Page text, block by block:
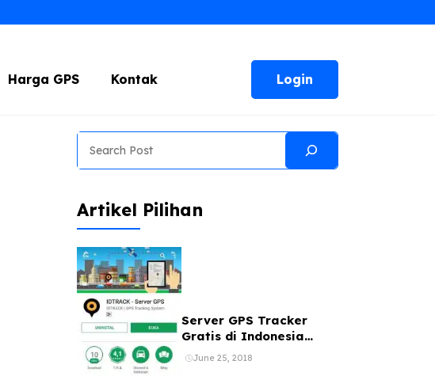
Harga GPS Kontak Login
Artikel Pilihan
Server GPS Tracker
Gratis di Indonesia
Bebas Registrasi 1 Akun
Banyak Device
June 25, 2018